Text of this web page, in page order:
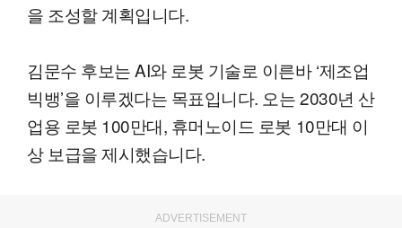
을 조성할 계획입니다.
김문수 후보는 AI와 로봇 기술로 이른바 ‘제조업
빅뱅’을 이루겠다는 목표입니다. 오는 2030년 산
업용 로봇 100만대, 휴머노이드 로봇 10만대 이
상 보급을 제시했습니다.
ADVERTISEMENT